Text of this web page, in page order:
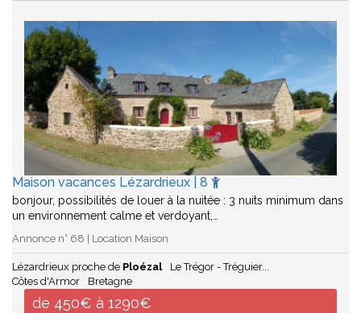
Maison vacances Lézardrieux | 8
bonjour, possibilités de louer à la nuitée : 3 nuits minimum dans
un environnement calme et verdoyant,…
Annonce n° 68 | Location Maison
Lézardrieux proche de Ploézal
Le Trégor - Tréguier...
Côtes d'Armor
Bretagne
de 450€ à 1290€